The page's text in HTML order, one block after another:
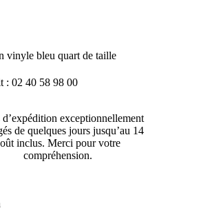
vinyle bleu quart de taille
: 02 40 58 98 00
exceptionnellement
de quelques jours jusqu’au 14
inclus. Merci pour votre
compréhension.